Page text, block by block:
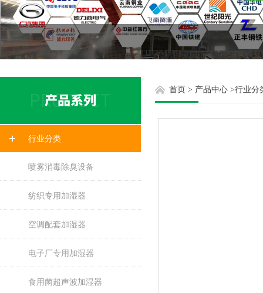
行业分类
喷雾消毒除臭设备
纺织专用加湿器
空调配套加湿器
电子厂专用加湿器
食用菌超声波加湿器
首页 > 产品中心 >行业分